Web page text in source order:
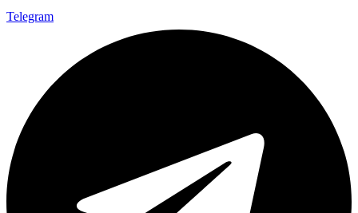
Telegram